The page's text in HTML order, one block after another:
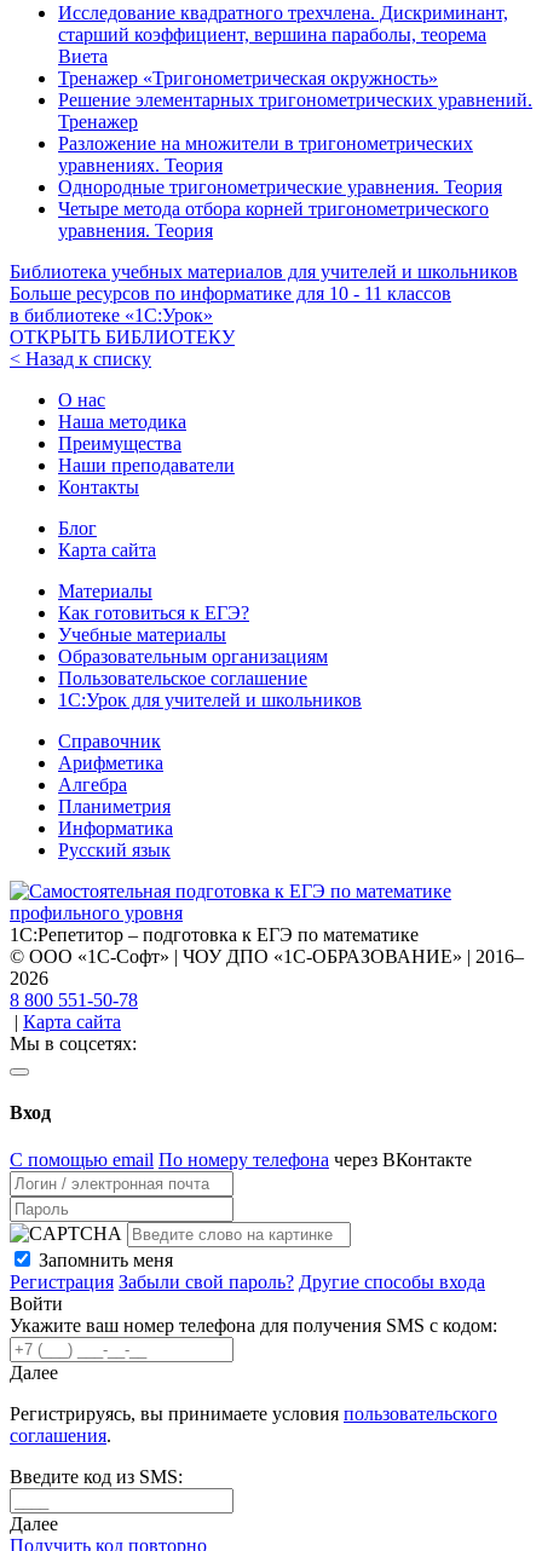
Исследование квадратного трехчлена. Дискриминант,
старший коэффициент, вершина параболы, теорема
Виета
Тренажер «Тригонометрическая окружность»
Решение элементарных тригонометрических уравнений.
Тренажер
Разложение на множители в тригонометрических
уравнениях. Теория
Однородные тригонометрические уравнения. Теория
Четыре метода отбора корней тригонометрического
уравнения. Теория
Библиотека учебных материалов для учителей и школьников
Больше ресурсов по информатике для 10 - 11 классов
в библиотеке «1С:Урок»
ОТКРЫТЬ БИБЛИОТЕКУ
< Назад к списку
О нас
Наша методика
Преимущества
Наши преподаватели
Контакты
Блог
Карта сайта
Материалы
Как готовиться к ЕГЭ?
Учебные материалы
Образовательным организациям
Пользовательское соглашение
1С:Урок для учителей и школьников
Справочник
Арифметика
Алгебра
Планиметрия
Информатика
Русский язык
1С:Репетитор – подготовка к ЕГЭ по математике
© ООО «1С-Софт» | ЧОУ ДПО «1С-ОБРАЗОВАНИЕ» | 2016–
2026
8 800 551-50-78
| Карта сайта
Мы в соцсетях:
Вход
С помощью email По номеру телефона через ВКонтакте
Запомнить меня
Регистрация Забыли свой пароль? Другие способы входа
Войти
Укажите ваш номер телефона для получения SMS с кодом:
Далее
Регистрируясь, вы принимаете условия пользовательского
соглашения.
Введите код из SMS:
Далее
Получить код повторно